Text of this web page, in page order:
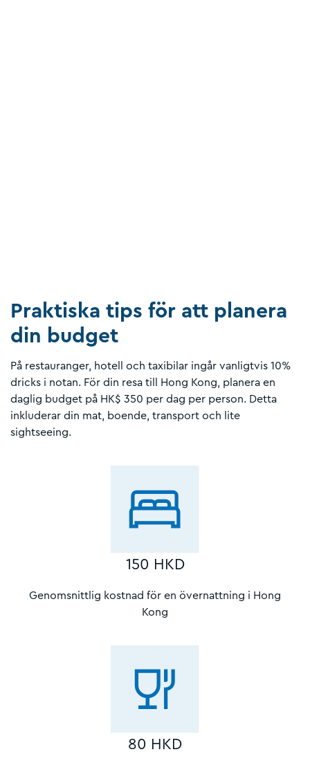
Praktiska tips för att planera
din budget
På restauranger, hotell och taxibilar ingår vanligtvis 10%
dricks i notan. För din resa till Hong Kong, planera en
daglig budget på HK$ 350 per dag per person. Detta
inkluderar din mat, boende, transport och lite
sightseeing.
150 HKD
Genomsnittlig kostnad för en övernattning i Hong
Kong
80 HKD